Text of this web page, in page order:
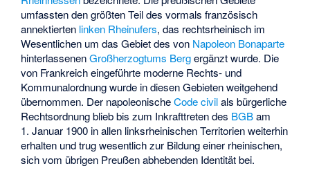
umfassten den größten Teil des vormals französisch
annektierten linken Rheinufers, das rechtsrheinisch im
Wesentlichen um das Gebiet des von Napoleon Bonaparte
hinterlassenenGroßherzogtums Bergergänzt wurde. Die
von Frankreich eingeführte moderne Rechts- und
Kommunalordnung wurde in diesen Gebieten weitgehend
übernommen. Der napoleonischeCode civilals bürgerliche
Rechtsordnung blieb bis zum Inkrafttreten des BGBam
1. Januar 1900 in allen linksrheinischen Territorien weiterhin
erhalten und trug wesentlich zur Bildung einer rheinischen,
sich vom übrigen Preußen abhebenden Identität bei.